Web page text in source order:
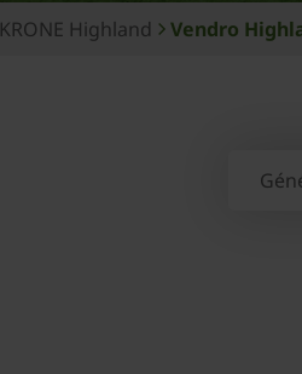
KRONE Highland Vendro